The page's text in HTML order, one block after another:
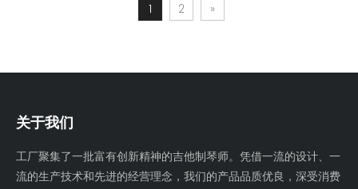
1
2 »
关于我们
工厂聚集了一批富有创新精神的吉他制琴师。凭借一流的设计、一
流的生产技术和先进的经营理念，我们的产品品质优良，深受消费